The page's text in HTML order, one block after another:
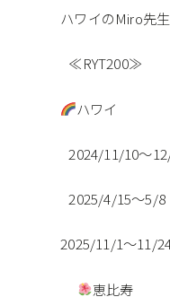
ハワイのMiro先
≪RYT200≫
ハワイ
2024/11/10～
2025/4/15〜5/8
2025/11/1〜11/
恵比寿